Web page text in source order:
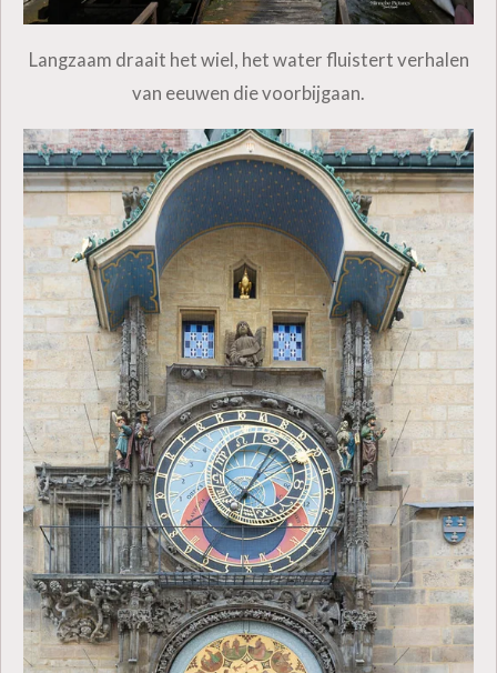
Langzaam draait het wiel, het water fluistert verhalen
van eeuwen die voorbijgaan.